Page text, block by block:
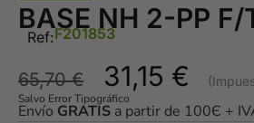
BASE NH 2-PP F/
Ref:F201853
65,70€ 31,15 €
Salvo Error Tipográfico
Envío GRATIS a partir de 100Є +